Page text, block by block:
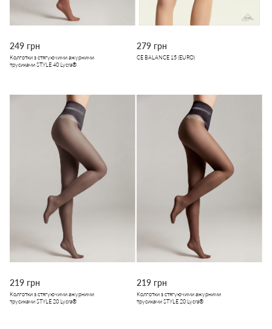
249 грн
Колготки з стягуючими ажурними
трусиками STYLE 40 Lycra®
279 грн
CE BALANCE 15 (EURO)
219 грн
Колготки з стягуючими ажурними
трусиками STYLE 20 Lycra®
219 грн
Колготки з стягуючими ажурними
трусиками STYLE 20 Lycra®